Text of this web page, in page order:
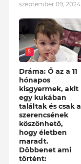
szeptember 09, 2024
5
Dráma: Ő az a 11
hónapos
kisgyermek, akit
egy kukában
találtak és csak a
szerencsének
köszönhető,
hogy életben
maradt.
Döbbenet ami
történt: